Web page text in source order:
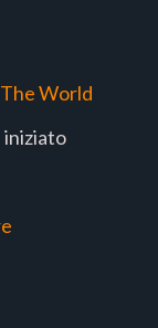
World
iniziato